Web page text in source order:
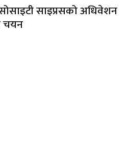
सोसाइटी साइप्रसको अधिवेशन
चयन